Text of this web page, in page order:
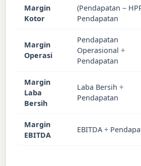
Margin
Kotor
(Pendapatan −
Pendapatan
Margin
Operasi
Pendapatan
Operasional ÷
Pendapatan
Margin
Laba
Bersih
Laba Bersih ÷
Pendapatan
Margin
EBITDA
EBITDA ÷